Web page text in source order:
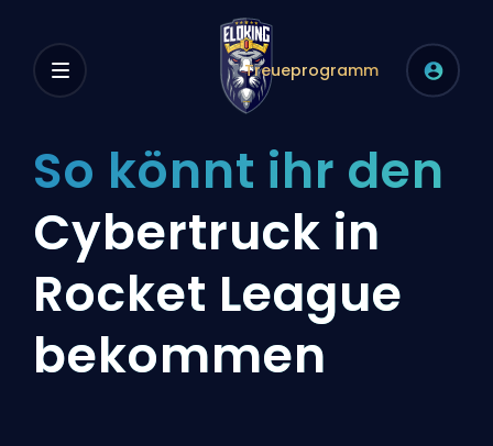
Treueprogramm
So könnt ihr den
Cybertruck in
Rocket League
bekommen